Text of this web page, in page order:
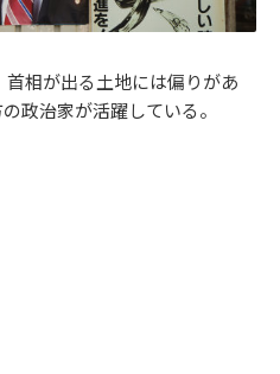
相が出る土地には偏りがあ
政治家が活躍している。